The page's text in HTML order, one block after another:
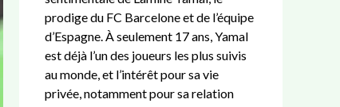
prodige du FC Barcelone et de l’équipe
d’Espagne. À seulement 17 ans, Yamal
est déjà l’un des joueurs les plus suivis
au monde, et l’intérêt pour sa vie
privée, notamment pour sa relation
Y
a
m
a
l
:
r
c
e
l
o
n
a
n
c
h
e
s
u
a
r
t
t
e
e
:
g
u
i
d